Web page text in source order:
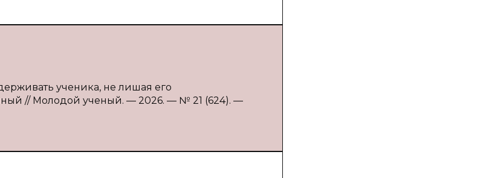
ученика, не лишая его
// Молодой ученый. — 2026. — № 21 (624). —